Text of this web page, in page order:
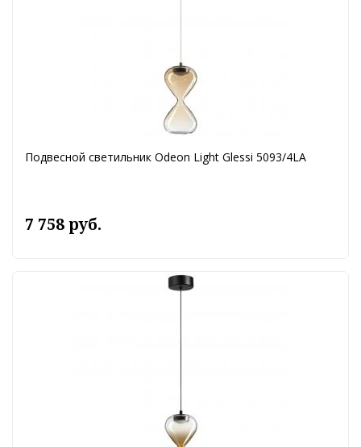
Подвесной светильник Odeon Light Glessi 5093/4LA
7 758 руб.